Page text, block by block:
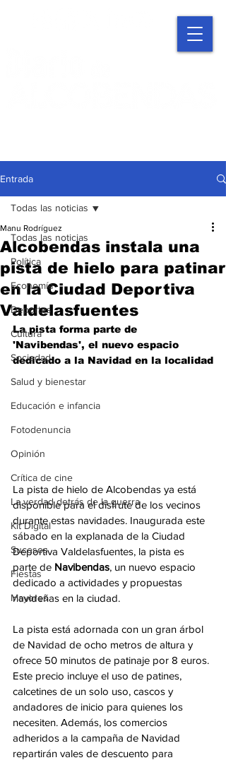
Entrada
Todas las noticias
Política
Economía
Deportes
Cultura
Sociedad
Salud y bienestar
Educación e infancia
Fotodenuncia
Opinión
Crítica de cine
La verdad detrás de la guerra
Kit Digital
Sucesos
Fiestas
Mayores
Todas las noticias
Alcobendas instala una
pista de hielo para patinar
en la Ciudad Deportiva
Valdelasfuentes
Manu Rodríguez
La pista forma parte de
'Navibendas', el nuevo espacio
dedicado a la Navidad en la localidad
La pista de hielo de Alcobendas ya está
disponible para el disfrute de los vecinos
durante estas navidades. Inaugurada este
sábado en la explanada de la Ciudad
Deportiva Valdelasfuentes, la pista es
parte de Navibendas, un nuevo espacio
dedicado a actividades y propuestas
navideñas en la ciudad.
La pista está adornada con un gran árbol
de Navidad de ocho metros de altura y
ofrece 50 minutos de patinaje por 8 euros.
Este precio incluye el uso de patines,
calcetines de un solo uso, cascos y
andadores de inicio para quienes los
necesiten. Además, los comercios
adheridos a la campaña de Navidad
repartirán vales de descuento para